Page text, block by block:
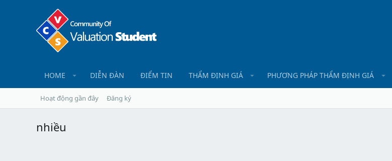
HOME DIỄN ĐÀN ĐIỂM TIN THẨM ĐỊNH GIÁ PHƯƠNG PHÁP THẨM ĐỊNH GIÁ
Hoạt động gần đây Đăng ký
nhiều